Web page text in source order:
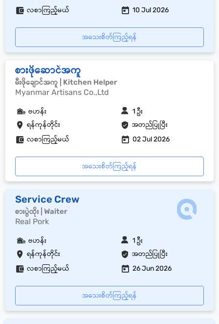
လစာကြည့်မယ် 10 Jul 2026
အသေးစိတ်ကြည့်ရန်
စားဖိုဆောင်အကူ
မီးဖိုချောင်အကူ | Kitchen Helper
Myanmar Artisans Co.,Ltd
ရန်ကုန်တိုင်း အတည်ပြုပြီး
ဗဟန်း 1 ဦး
လစာကြည့်မယ် 02 Jul 2026
အသေးစိတ်ကြည့်ရန်
Service Crew
စားပွဲထိုး | Waiter
Real Pork
ရန်ကုန်တိုင်း အတည်ပြုပြီး
ဗဟန်း 1 ဦး
လစာကြည့်မယ် 26 Jun 2026
အသေးစိတ်ကြည့်ရန်